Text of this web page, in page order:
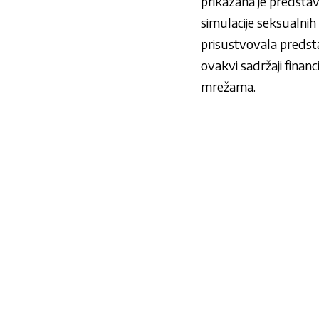
simulacije
prisustvovala
ovakvi sadržaji
mrežama.